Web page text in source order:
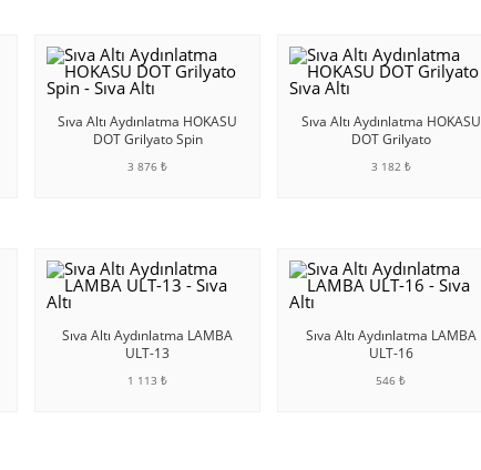
Sıva Altı Aydınlatma HOKASU
DOT Grilyato Spin
3 876 ₺
Sıva Altı Aydınlatma HOKASU
DOT Grilyato
3 182 ₺
Sıva Altı Aydınlatma LAMBA
ULT-13
1 113 ₺
Sıva Altı Aydınlatma LAMBA
ULT-16
546 ₺